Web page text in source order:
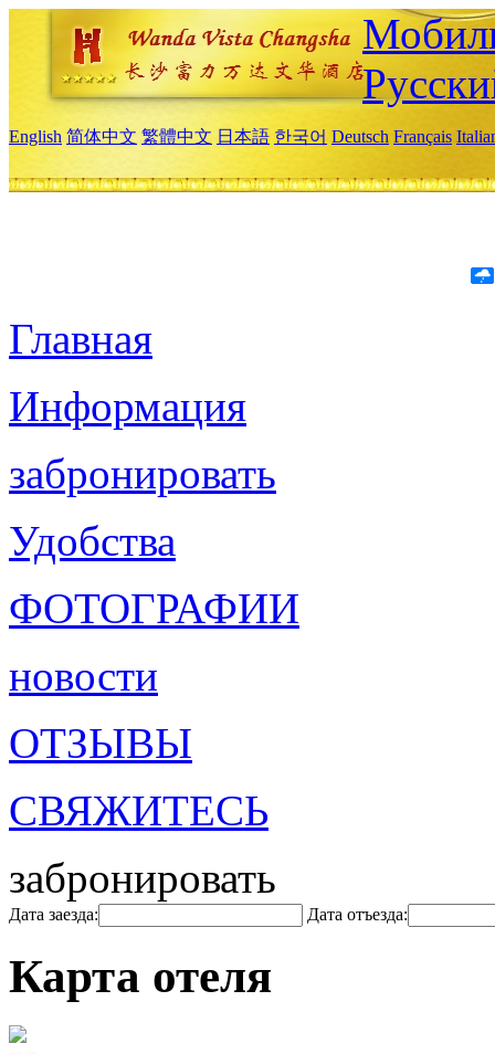
English 简体中文 繁體中文 日本語 한국어 Deutsch Français
Главная
Информация
забронировать
Удобства
ФОТОГРАФИИ
новости
ОТЗЫВЫ
СВЯЖИТЕСЬ
забронировать
Дата заезда: Дата отъезда:
Карта отеля